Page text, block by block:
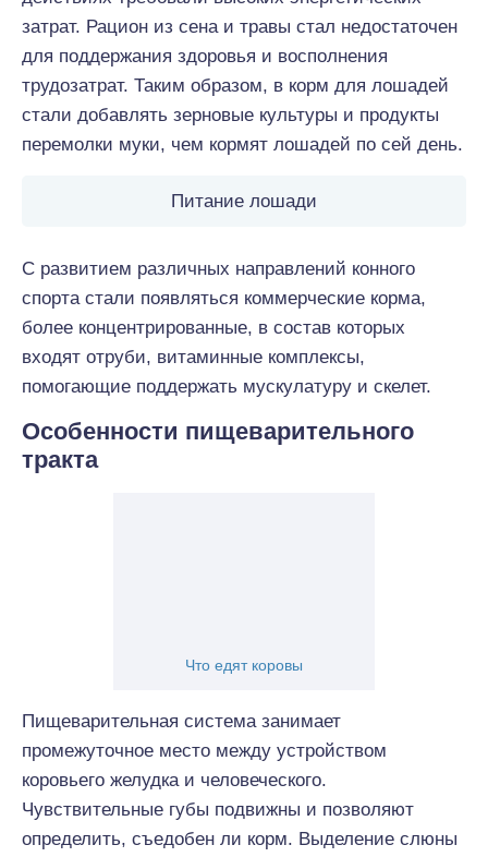
затрат. Рацион из сена и травы стал недостаточен
для поддержания здоровья и восполнения
трудозатрат. Таким образом, в корм для лошадей
стали добавлять зерновые культуры и продукты
перемолки муки, чем кормят лошадей по сей день.
Питание лошади
С развитием различных направлений конного
спорта стали появляться коммерческие корма,
более концентрированные, в состав которых
входят отруби, витаминные комплексы,
помогающие поддержать мускулатуру и скелет.
Особенности пищеварительного
тракта
Что едят коровы
Пищеварительная система занимает
промежуточное место между устройством
коровьего желудка и человеческого.
Чувствительные губы подвижны и позволяют
определить, съедобен ли корм. Выделение слюны